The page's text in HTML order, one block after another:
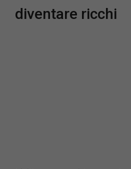
diventare ricchi